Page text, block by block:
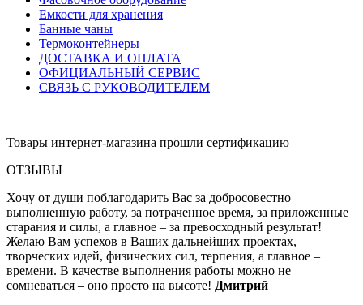
Емкости для хранения
Банные чаны
Термоконтейнеры
ДОСТАВКА И ОПЛАТА
ОФИЦИАЛЬНЫЙ СЕРВИС
СВЯЗЬ С РУКОВОДИТЕЛЕМ
Товары интернет-магазина прошли сертификацию
ОТЗЫВЫ
Хочу от души поблагодарить Вас за добросовестно
выполненную работу, за потраченное время, за приложенные
старания и силы, а главное – за превосходный результат!
Желаю Вам успехов в Ваших дальнейших проектах,
творческих идей, физических сил, терпения, а главное –
времени. В качестве выполнения работы можно не
сомневаться – оно просто на высоте! Дмитрий